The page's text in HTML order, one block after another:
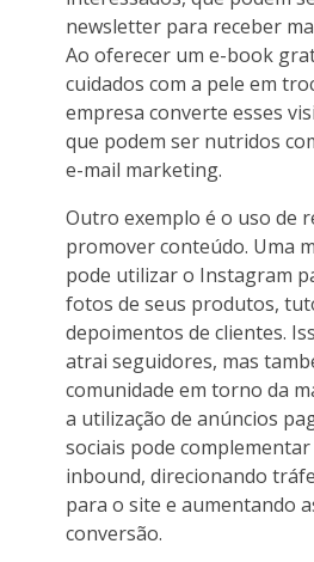
newsletter para receber
Ao oferecer um e-book
cuidados com a pele em
empresa converte esses
que podem ser nutridos
e-mail marketing.
Outro exemplo é o uso de
promover conteúdo. Uma
pode utilizar o Instagram
fotos de seus produtos,
depoimentos de clientes.
atrai seguidores, mas
comunidade em torno da
a utilização de anúncios
sociais pode
inbound, direcionando
para o site e aumentando
conversão.